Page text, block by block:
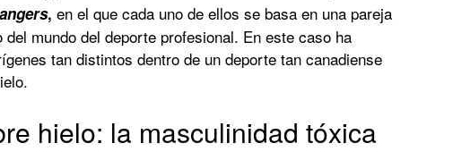
, en el que cada uno de ellos se basa en una pareja
mundo del deporte profesional. En este caso ha
tan distintos dentro de un deporte tan canadiense
hielo: la masculinidad tóxica